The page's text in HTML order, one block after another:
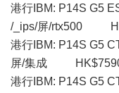
港行IBM: P14S
/_ips/屏/rtx500
港行IBM: P14S
屏/集成
港行IBM: P14S